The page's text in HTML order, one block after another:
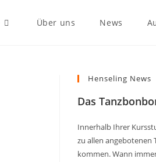
Über uns News
Henseling News
Das
Innerhalb Ihrer
zu allen angebotenen
kommen. Wann